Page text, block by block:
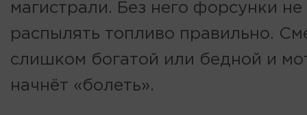
магистрали. Без него форсунки не
распылять топливо правильно.
слишком богатой или бедной и
начнёт «болеть».